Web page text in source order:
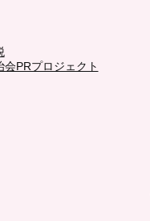
PRプロジェクト